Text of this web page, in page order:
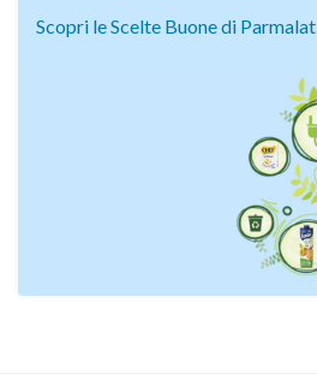
Scopri le Scelte Buone di Parmalat